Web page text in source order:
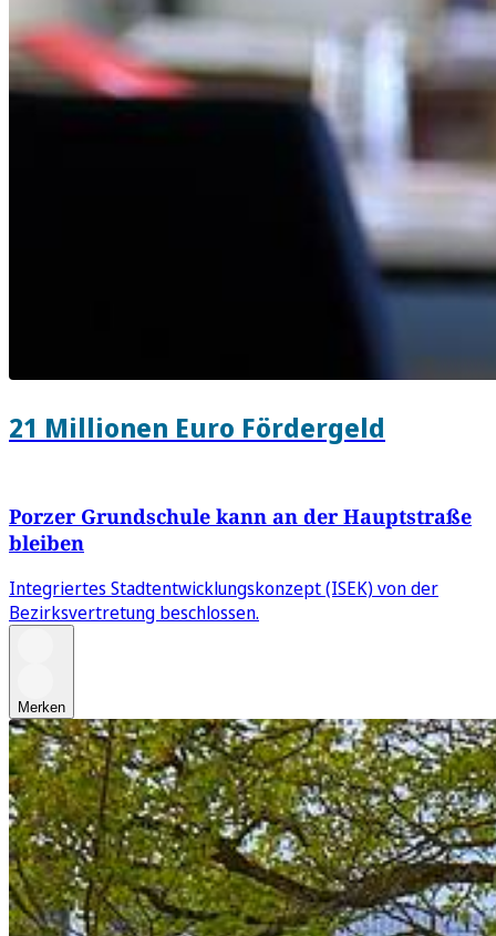
21 Millionen Euro Fördergeld
Porzer Grundschule kann an der Hauptstraße
bleiben
Integriertes Stadtentwicklungskonzept (ISEK) von der
Bezirksvertretung beschlossen.
Merken